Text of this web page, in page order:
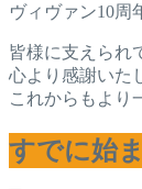
ヴィヴァン10周
皆様に支えられ
心より感謝いた
これからもより
すでに始